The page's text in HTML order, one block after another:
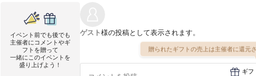
イベント前でも後でも
主催者にコメントやギ
フトを贈って
一緒にこのイベントを
盛り上げよう！
ゲスト様の投稿として表示されます。
贈られたギフトの売上は主催者に還元
ギフ